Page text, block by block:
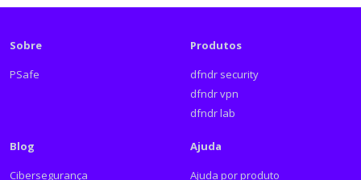
Sobre
PSafe
Produtos
dfndr security
dfndr vpn
dfndr lab
Blog
Cibersegurança
Ajuda
Ajuda por produto